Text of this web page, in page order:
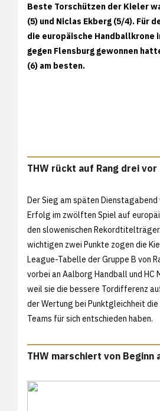
Beste Torschützen der Kieler
(5) und Niclas Ekberg (5/4). Für
die europäische Handballkrone
gegen Flensburg gewonnen
(6) am besten.
THW rückt auf Rang drei vor
Der Sieg am späten
Erfolg im zwölften Spiel auf
den slowenischen
wichtigen zwei Punkte zogen die
League-Tabelle der Gruppe B von
vorbei an Aalborg Handball und HC
weil sie die bessere Tordifferenz
der Wertung bei Punktgleichheit
Teams für sich entschieden haben.
THW marschiert von Beginn